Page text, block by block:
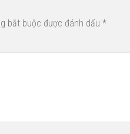
bắt buộc được đánh dấu *